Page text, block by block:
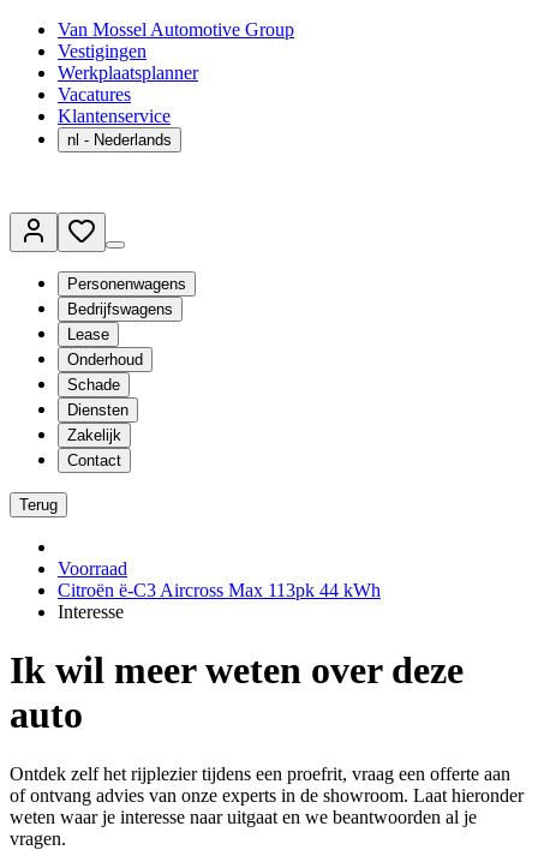
Van Mossel Automotive Group
Vestigingen
Werkplaatsplanner
Vacatures
Klantenservice
nl - Nederlands
Personenwagens
Bedrijfswagens
Lease
Onderhoud
Schade
Diensten
Zakelijk
Contact
Terug
Voorraad
Citroën ë-C3 Aircross Max 113pk 44 kWh
Interesse
Ik wil meer weten over deze
auto
Ontdek zelf het rijplezier tijdens een proefrit, vraag een offerte aan
of ontvang advies van onze experts in de showroom. Laat hieronder
weten waar je interesse naar uitgaat en we beantwoorden al je
vragen.